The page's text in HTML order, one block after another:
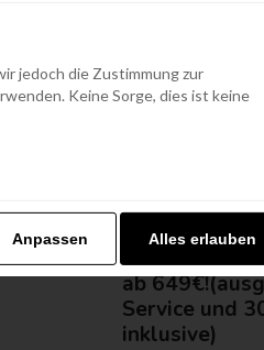
FLUGTICKETS
Malediven
ab
Service und
inklusive)
jedoch die Zustimmung zur
Keine Sorge, dies ist keine
Anpassen Alles erlauben